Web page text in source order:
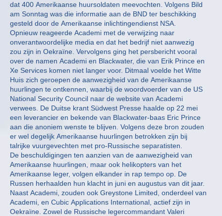
dat 400 Amerikaanse huursoldaten meevochten. Volgens Bild
am Sonntag was die informatie aan de BND ter beschikking
gesteld door de Amerikaanse inlichtingendienst NSA.
Opnieuw reageerde Academi met de verwijzing naar
onverantwoordelijke media en dat het bedrijf niet aanwezig
zou zijn in Oekraïne. Vervolgens ging het persbericht vooral
over de namen Academi en Blackwater, die van Erik Prince en
Xe Services komen niet langer voor. Ditmaal voelde het Witte
Huis zich geroepen de aanwezigheid van de Amerikaanse
huurlingen te ontkennen, waarbij de woordvoerder van de US
National Security Council naar de website van Academi
verwees. De Duitse krant Südwest Presse haalde op 22 mei
een leverancier en bekende van Blackwater-baas Eric Prince
aan die anoniem wenste te blijven. Volgens deze bron zouden
er wel degelijk Amerikaanse huurlingen betrokken zijn bij
talrijke vuurgevechten met pro-Russische separatisten.
De beschuldigingen ten aanzien van de aanwezigheid van
Amerikaanse huurlingen, maar ook helikopters van het
Amerikaanse leger, volgen elkander in rap tempo op. De
Russen herhaalden hun klacht in juni en augustus van dit jaar.
Naast Academi, zouden ook Greystone Limited, onderdeel van
Academi, en Cubic Applications International, actief zijn in
Oekraïne. Zowel de Russische legercommandant Valeri